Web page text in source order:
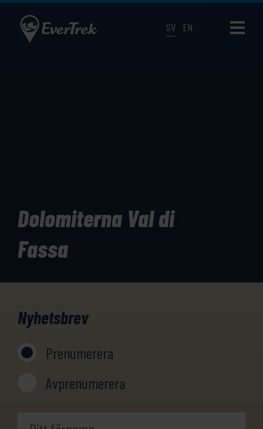
SV EN
Dolomiterna Val di
Fassa
Nyhetsbrev
Prenumerera
Avprenumerera